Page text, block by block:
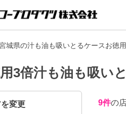
城県の汁も油も吸いとるケースお徳
3倍汁も油も吸い
変更 9件の